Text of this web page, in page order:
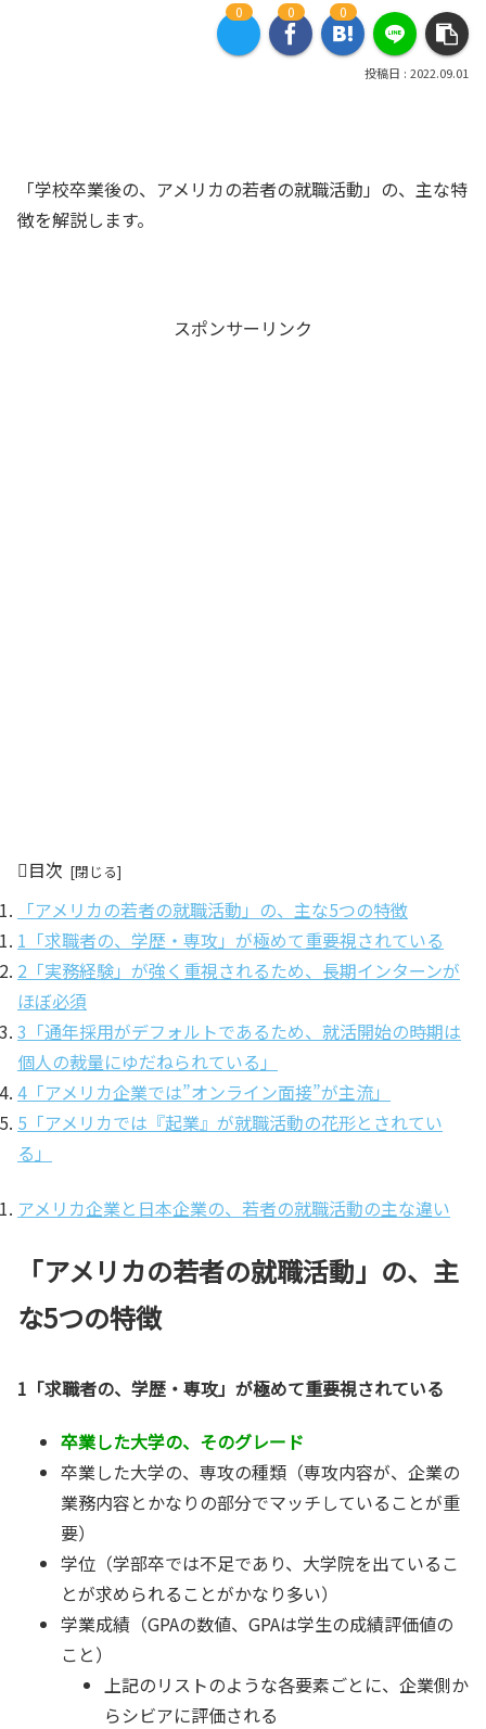
0 0 0
2022.09.01
「学校卒業後の、アメリカの若者の就職活動」の、主な特
徴を解説します。
スポンサーリンク
目次
「アメリカの若者の就職活動」の、主な5つの特徴
1「求職者の、学歴・専攻」が極めて重要視されている
2「実務経験」が強く重視されるため、長期インターンが
ほぼ必須
3「通年採用がデフォルトであるため、就活開始の時期は
個人の裁量にゆだねられている」
4「アメリカ企業では”オンライン面接”が主流」
5「アメリカでは『起業』が就職活動の花形とされてい
る」
アメリカ企業と日本企業の、若者の就職活動の主な違い
「アメリカの若者の就職活動」の、主
な5つの特徴
1「求職者の、学歴・専攻」が極めて重要視されている
卒業した大学の、そのグレード
卒業した大学の、 専攻の種類（専攻内容が、企業の
業務内容とかなりの部分でマッチしていることが重
要）
学位（学部卒では不足であり、大学院を出ているこ
とが求められることがかなり多い）
学業成績（GPAの数値、GPAは学生の成績評価値の
こと）
上記のリストのような各要素ごとに、企業側か
らシビアに評価される